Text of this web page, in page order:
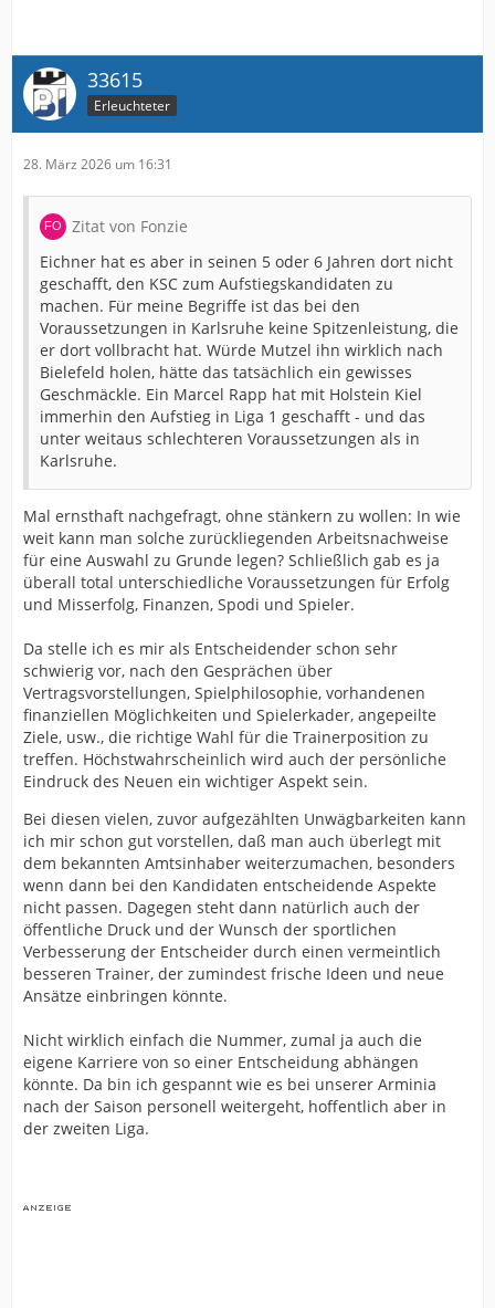
33615
Erleuchteter
28. März 2026 um 16:31
Zitat von Fonzie
Eichner hat es aber in seinen 5 oder 6 Jahren dort nicht
geschafft, den KSC zum Aufstiegskandidaten zu
machen. Für meine Begriffe ist das bei den
Voraussetzungen in Karlsruhe keine Spitzenleistung, die
er dort vollbracht hat. Würde Mutzel ihn wirklich nach
Bielefeld holen, hätte das tatsächlich ein gewisses
Geschmäckle. Ein Marcel Rapp hat mit Holstein Kiel
immerhin den Aufstieg in Liga 1 geschafft - und das
unter weitaus schlechteren Voraussetzungen als in
Karlsruhe.
Mal ernsthaft nachgefragt, ohne stänkern zu wollen: In wie
weit kann man solche zurückliegenden Arbeitsnachweise
für eine Auswahl zu Grunde legen? Schließlich gab es ja
überall total unterschiedliche Voraussetzungen für Erfolg
und Misserfolg, Finanzen, Spodi und Spieler.
Da stelle ich es mir als Entscheidender schon sehr
schwierig vor, nach den Gesprächen über
Vertragsvorstellungen, Spielphilosophie, vorhandenen
finanziellen Möglichkeiten und Spielerkader, angepeilte
Ziele, usw., die richtige Wahl für die Trainerposition zu
treffen. Höchstwahrscheinlich wird auch der persönliche
Eindruck des Neuen ein wichtiger Aspekt sein.
Bei diesen vielen, zuvor aufgezählten Unwägbarkeiten kann
ich mir schon gut vorstellen, daß man auch überlegt mit
dem bekannten Amtsinhaber weiterzumachen, besonders
wenn dann bei den Kandidaten entscheidende Aspekte
nicht passen. Dagegen steht dann natürlich auch der
öffentliche Druck und der Wunsch der sportlichen
Verbesserung der Entscheider durch einen vermeintlich
besseren Trainer, der zumindest frische Ideen und neue
Ansätze einbringen könnte.
Nicht wirklich einfach die Nummer, zumal ja auch die
eigene Karriere von so einer Entscheidung abhängen
könnte. Da bin ich gespannt wie es bei unserer Arminia
nach der Saison personell weitergeht, hoffentlich aber in
der zweiten Liga.